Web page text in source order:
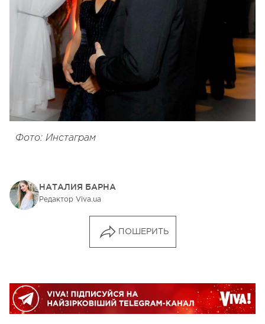
Фото: Инстаграм
НАТАЛИЯ БАРНА
Редактор Viva.ua
ПОШЕРИТЬ